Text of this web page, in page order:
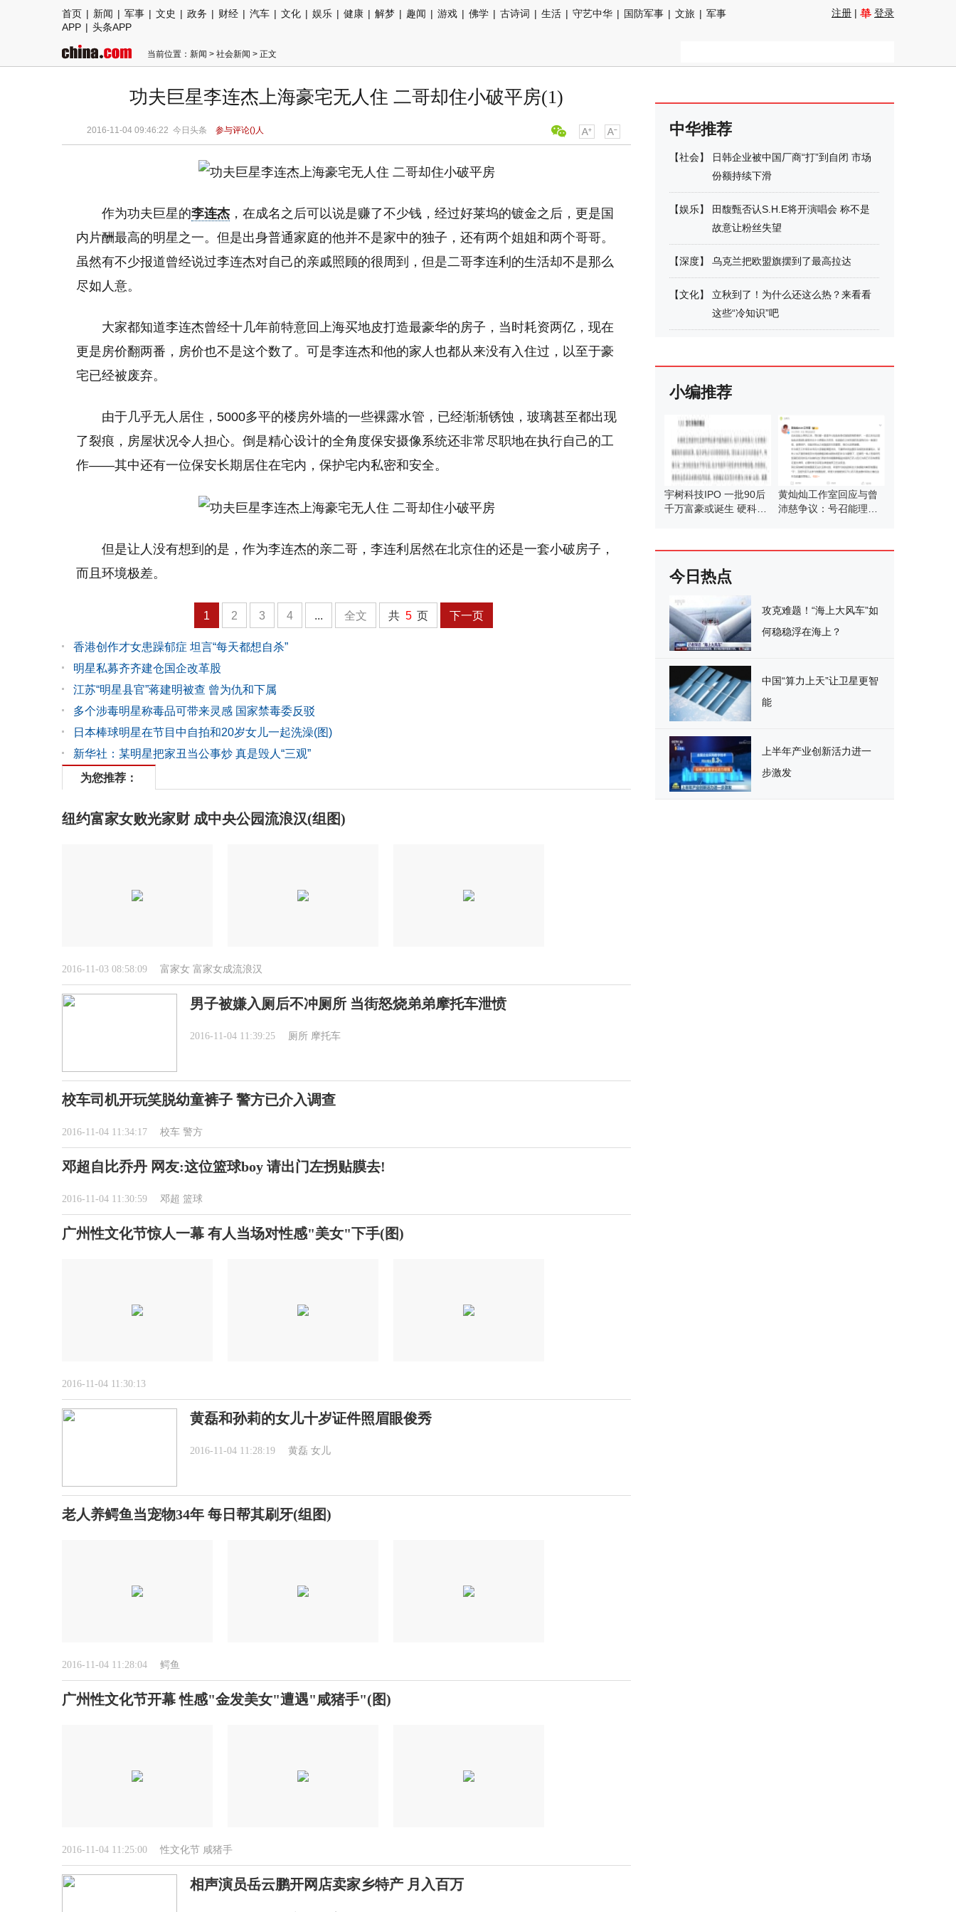
首页 | 新闻 | 军事 | 文史 | 政务 | 财经 | 汽车 | 文化 | 娱乐 | 健康 | 解梦 | 趣闻 | 游戏 | 佛学 | 古诗词 | 生活 | 守艺中华 | 国防军事 | 文旅 | 军事
APP | 头条APP
注册 | 登录
当前位置： 新闻 > 社会新闻 > 正文
功夫巨星李连杰上海豪宅无人住 二哥却住小破平房(1)
2016-11-04 09:46:22 今日头条 参与评论()人
作为功夫巨星的李连杰 ，在成名之后可以说是赚了不少钱，经过好莱坞的镀金之后，更是国
内片酬最高的明星之一。但是出身普通家庭的他并不是家中的独子，还有两个姐姐和两个哥哥。
虽然有不少报道曾经说过李连杰对自己的亲戚照顾的很周到，但是二哥李连利的生活却不是那么
尽如人意。
大家都知道李连杰曾经十几年前特意回上海买地皮打造最豪华的房子，当时耗资两亿，现在
更是房价翻两番，房价也不是这个数了。可是李连杰和他的家人也都从来没有入住过，以至于豪
宅已经被废弃。
由于几乎无人居住，5000多平的楼房外墙的一些裸露水管，已经渐渐锈蚀，玻璃甚至都出现
了裂痕，房屋状况令人担心。倒是精心设计的全角度保安摄像系统还非常尽职地在执行自己的工
作——其中还有一位保安长期居住在宅内，保护宅内私密和安全。
但是让人没有想到的是，作为李连杰的亲二哥，李连利居然在北京住的还是一套小破房子，
而且环境极差。
1 2 3 4 ... 全文 共 5 页 下一页
香港创作才女患躁郁症 坦言“每天都想自杀”
明星私募齐齐建仓国企改革股
江苏“明星县官”蒋建明被查 曾为仇和下属
多个涉毒明星称毒品可带来灵感 国家禁毒委反驳
日本棒球明星在节目中自拍和20岁女儿一起洗澡(图)
新华社：某明星把家丑当公事炒 真是毁人“三观”
为您推荐：
纽约富家女败光家财 成中央公园流浪汉(组图)
2016-11-03 08:58:09 富家女 富家女成流浪汉
男子被嫌入厕后不冲厕所 当街怒烧弟弟摩托车泄愤
2016-11-04 11:39:25 厕所 摩托车
校车司机开玩笑脱幼童裤子 警方已介入调查
2016-11-04 11:34:17 校车 警方
邓超自比乔丹 网友:这位篮球boy 请出门左拐贴膜去!
2016-11-04 11:30:59 邓超 篮球
广州性文化节惊人一幕 有人当场对性感"美女"下手(图)
2016-11-04 11:30:13
黄磊和孙莉的女儿十岁证件照眉眼俊秀
2016-11-04 11:28:19 黄磊 女儿
老人养鳄鱼当宠物34年 每日帮其刷牙(组图)
2016-11-04 11:28:04 鳄鱼
广州性文化节开幕 性感"金发美女"遭遇"咸猪手"(图)
2016-11-04 11:25:00 性文化节 咸猪手
相声演员岳云鹏开网店卖家乡特产 月入百万
中华推荐
【社会】
日韩企业被中国厂商“打”到自闭 市场
份额持续下滑
【娱乐】
田馥甄否认S.H.E将开演唱会 称不是
故意让粉丝失望
【深度】 乌克兰把欧盟旗摆到了最高拉达
【文化】
立秋到了！为什么还这么热？来看看
这些“冷知识”吧
小编推荐
宇树科技IPO 一批90后
千万富豪或诞生 硬科技
黄灿灿工作室回应与曾
沛慈争议：号召能理智
今日热点
攻克难题！“海上大风车”如
何稳稳浮在海上？
中国“算力上天”让卫星更智
能
上半年产业创新活力进一
步激发